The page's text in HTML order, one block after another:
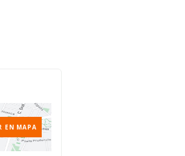
EN MAPA